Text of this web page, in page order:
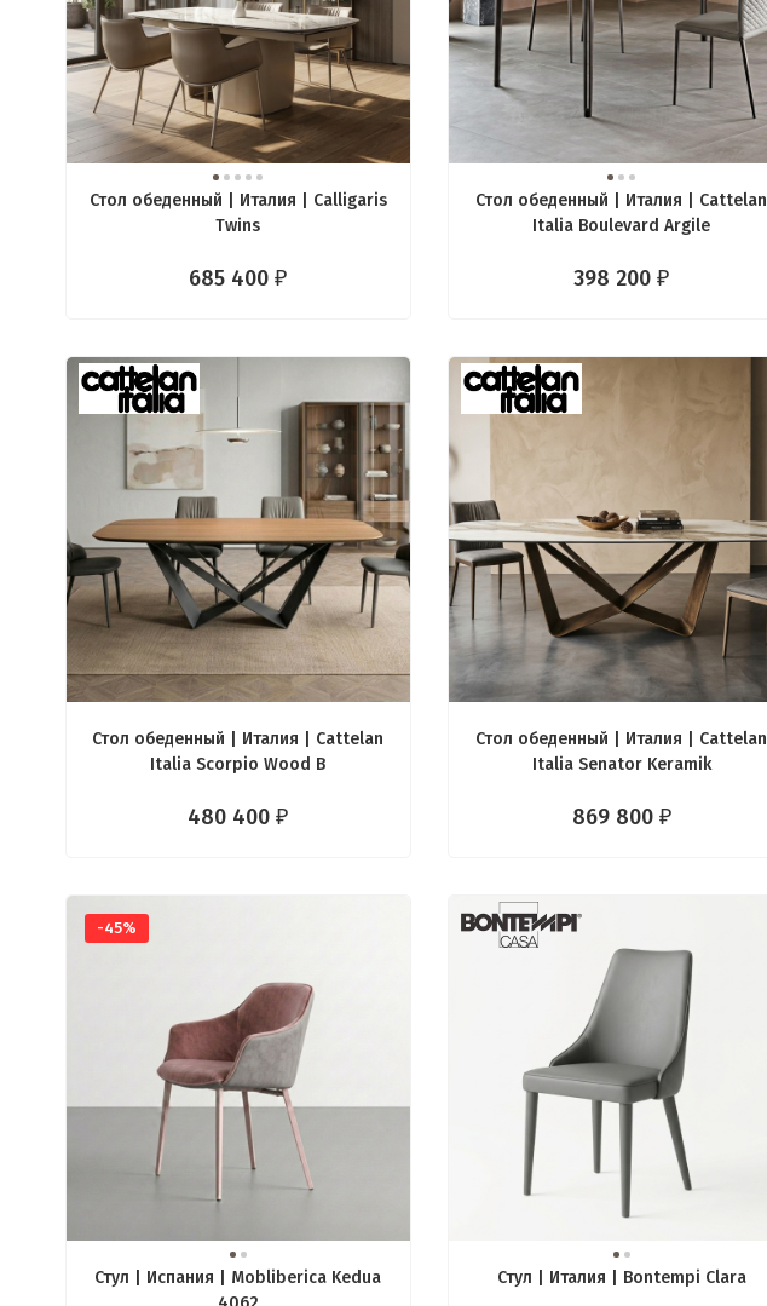
Стол обеденный | Италия | Calligaris
Twins
685 400₽
Стол обеденный | Италия | Cattelan
Italia Boulevard Argile
398 200₽
Стол обеденный | Италия | Cattelan
Italia Scorpio Wood B
480 400₽
Стол обеденный | Италия | Cattelan
Italia Senator Keramik
869 800 ₽
-45%
Стул | Испания | Mobliberica Kedua
Стул | Италия | Bontempi Clara